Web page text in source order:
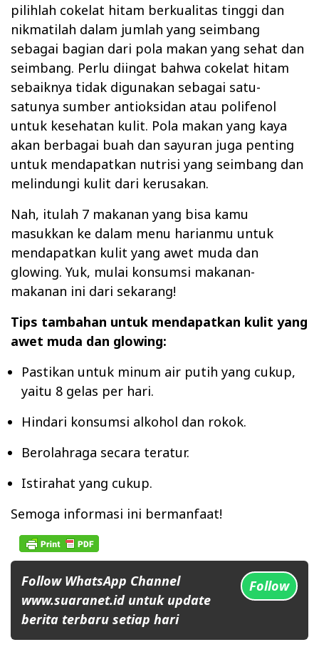
pilihlah cokelat hitam berkualitas tinggi dan
nikmatilah dalam jumlah yang seimbang
sebagai bagian dari pola makan yang sehat dan
seimbang. Perlu diingat bahwa cokelat hitam
sebaiknya tidak digunakan sebagai satu-
satunya sumber antioksidan atau polifenol
untuk kesehatan kulit. Pola makan yang kaya
akan berbagai buah dan sayuran juga penting
untuk mendapatkan nutrisi yang seimbang dan
melindungi kulit dari kerusakan.
Nah, itulah 7 makanan yang bisa kamu
masukkan ke dalam menu harianmu untuk
mendapatkan kulit yang awet muda dan
glowing. Yuk, mulai konsumsi makanan-
makanan ini dari sekarang!
Tips tambahan untuk mendapatkan kulit yang
awet muda dan glowing:
Pastikan untuk minum air putih yang cukup,
yaitu 8 gelas per hari.
Hindari konsumsi alkohol dan rokok.
Berolahraga secara teratur.
Istirahat yang cukup.
Semoga informasi ini bermanfaat!
Follow WhatsApp Channel
www.suaranet.id untuk update
berita terbaru setiap hari
Follow